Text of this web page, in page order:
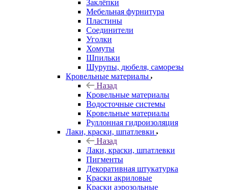
Заклёпки
Мебельная фурнитура
Пластины
Соединители
Уголки
Хомуты
Шпильки
Шурупы, дюбеля, саморезы
Кровельные материалы
Назад
Кровельные материалы
Водосточные системы
Кровельные материалы
Руллонная гидроизоляция
Лаки, краски, шпатлевки
Назад
Лаки, краски, шпатлевки
Пигменты
Декоративная штукатурка
Краски акриловые
Краски аэрозольные